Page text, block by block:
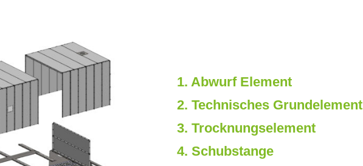
1. Abwurf Element
2. Technisches Grundelement
3. Trocknungselement
4. Schubstange